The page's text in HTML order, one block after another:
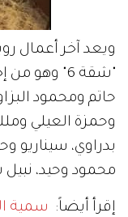
ويعد آخر أعمال
"شقة 6"
حاتم ومحمود
وحمزة العيلي
بدراوي، سيناريو
محمود وحيد،
إقرأ أيضاً: سمية